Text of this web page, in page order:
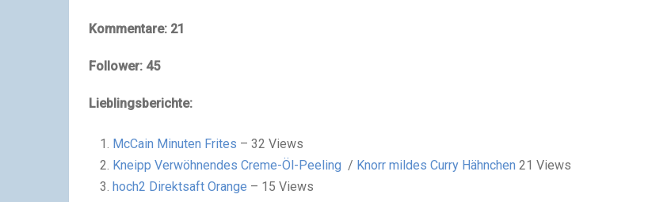
Kommentare: 21
Follower: 45
Lieblingsberichte:
McCain Minuten Frites – 32 Views
Kneipp Verwöhnendes Creme-Öl-Peeling / Knorr mildes Curry Hähnchen 21 Views
hoch2 Direktsaft Orange – 15 Views